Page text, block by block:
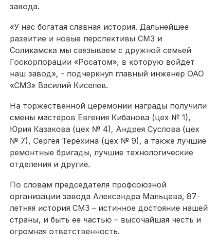
завода.
«У нас богатая славная история. Дальнейшее
развитие и новые перспективы СМЗ и
Соликамска мы связываем с дружной семьей
Госкорпорации «Росатом», в которую войдет
наш завод», - подчеркнул главный инженер ОАО
«СМЗ» Василий Киселев.
На торжественной церемонии награды получили
смены мастеров Евгения Кибанова (цех № 1),
Юрия Казакова (цех № 4), Андрея Суслова (цех
№ 7), Сергея Терехина (цех № 9), а также лучшие
ремонтные бригады, лучшие технологические
отделения и другие.
По словам председателя профсоюзной
организации завода Александра Мальцева, 87-
летняя история СМЗ – истинное достояние нашей
страны, и быть ее частью – высочайшая честь и
огромная ответственность.